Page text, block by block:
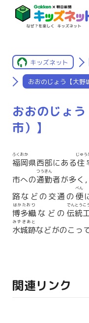
キッズネット
おおのじょう【大野
おおのじょ
市）】
福岡
ふくおか
県西部にある住
じゅう
市への通勤
つうきん
者が多く
路などの交通の便
べん
博多織
はかたおり
などの 伝統
でんとうこ
水城跡
みずきあと
などがのこっ
関連リンク